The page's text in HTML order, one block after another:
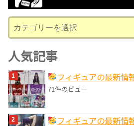
ブ
テ
ゴ
リ
ー
人気記事
フィギュアの最新情
71件のビュー
フィギュアの最新情